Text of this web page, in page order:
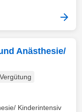
Anästhesie/
Kinderintensiv